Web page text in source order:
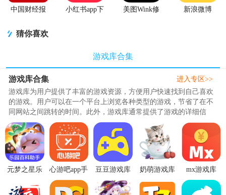
中国财经报
小红书app下
美图Wink修
新浪微博
猜你喜欢
游戏库合集
游戏库合集
游戏库为用户提供了丰富的游戏资源，方便用户快速找到自己喜欢
的游戏。用户可以在一个平台上浏览各种类型的游戏，节省了在不
同网站之间跳转的时间。此外，游戏库通常提供了游戏的详细信
息、评分和评论，帮助用户更好地了解游戏内容和玩家评价，从而
做出更明智的选择。同时，一些游戏库还提供了社区功能，让玩家
可以与其他玩家交流心得和攻略，增加了游戏的趣味性。..
进入专区>>
元梦之星乐
(虫虫助
心游吧app手
机安卓下载
1.0.0最新版
豆豆游戏库
v1.0.0安卓
版
奶萌游戏库
版
mx游戏库
2026手机版
1.0.10 安卓